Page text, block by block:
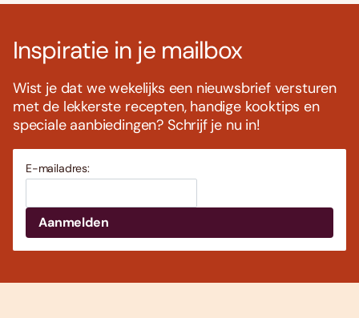
Inspiratie in je mailbox
Wist je dat we wekelijks een nieuwsbrief versturen
met de lekkerste recepten, handige kooktips en
speciale aanbiedingen? Schrijf je nu in!
E-mailadres: